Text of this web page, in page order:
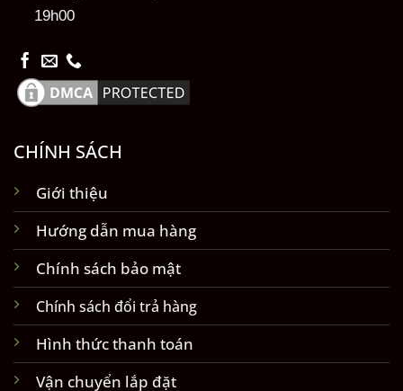
19h00
CHÍNH SÁCH
Giới thiệu
Hướng dẫn mua hàng
Chính sách bảo mật
Chính sách đổi trả hàng
Hình thức thanh toán
Vận chuyển lắp đặt